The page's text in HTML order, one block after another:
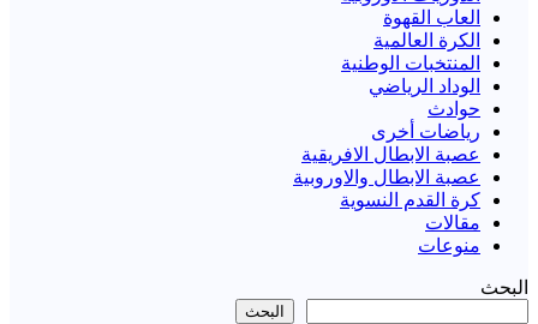
العاب القهوة
الكرة العالمية
المنتخبات الوطنية
الوداد الرياضي
حوادث
رياضات أخرى
عصبة الابطال الافريقية
عصبة الابطال والاوروبية
كرة القدم النسوية
مقالات
منوعات
البحث
البحث